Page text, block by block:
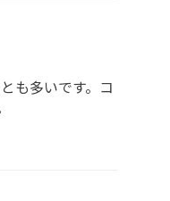
も多いです。コ